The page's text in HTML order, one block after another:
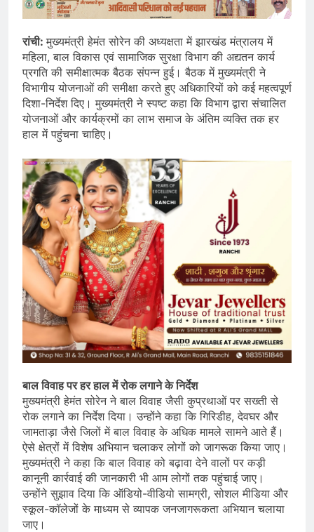
रांची:मुख्यमंत्री हेमंत सोरेन की अध्यक्षता में झारखंड मंत्रालय में
महिला, बाल विकास एवं सामाजिक सुरक्षा विभाग की अद्यतन कार्य
प्रगति की समीक्षात्मक बैठक संपन्न हुई। बैठक में मुख्यमंत्री ने
विभागीय योजनाओं की समीक्षा करते हुए अधिकारियों को कई महत्वपूर्ण
दिशा-निर्देश दिए। मुख्यमंत्री ने स्पष्ट कहा कि विभाग द्वारा संचालित
योजनाओं और कार्यक्रमों का लाभ समाज के अंतिम व्यक्ति तक हर
हाल में पहुंचना चाहिए।
बाल विवाह पर हर हाल में रोक लगाने के निर्देश
मुख्यमंत्री हेमंत सोरेन ने बाल विवाह जैसी कुप्रथाओं पर सख्ती से
रोक लगाने का निर्देश दिया। उन्होंने कहा कि गिरिडीह, देवघर और
जामताड़ा जैसे जिलों में बाल विवाह के अधिक मामले सामने आते हैं।
ऐसे क्षेत्रों में विशेष अभियान चलाकर लोगों को जागरूक किया जाए।
मुख्यमंत्री ने कहा कि बाल विवाह को बढ़ावा देने वालों पर कड़ी
कानूनी कार्रवाई की जानकारी भी आम लोगों तक पहुंचाई जाए।
उन्होंने सुझाव दिया कि ऑडियो-वीडियो सामग्री, सोशल मीडिया और
स्कूल-कॉलेजों के माध्यम से व्यापक जनजागरूकता अभियान चलाया
जाए।